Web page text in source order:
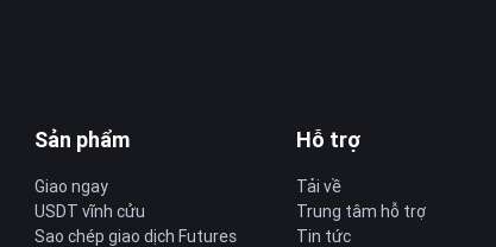
Sản phẩm
Giao ngay
USDT vĩnh cửu
Sao chép giao dịch Futures
Hỗ trợ
Tải về
Trung tâm hỗ trợ
Tin tức